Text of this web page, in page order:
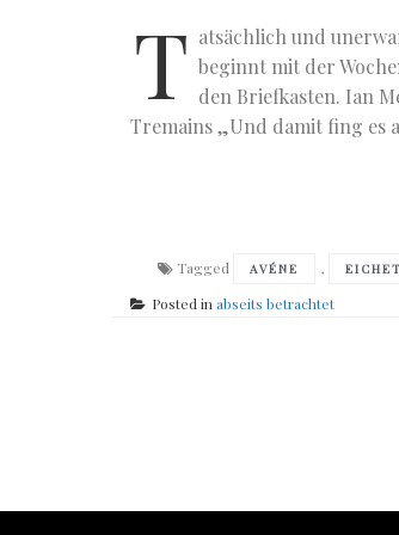
T atsächlich und
beginnt mit der
den Briefkasten. Ian
Tremains „Und damit fing es
Tagged AVÉNE ,
Posted inabseits betrachtet